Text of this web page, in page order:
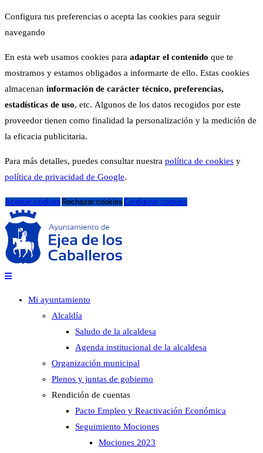
Configura tus preferencias o acepta las cookies para seguir
navegando
En esta web usamos cookies para adaptar el contenido que te
mostramos y estamos obligados a informarte de ello. Estas cookies
almacenan información de carácter técnico, preferencias,
estadísticas de uso, etc. Algunos de los datos recogidos por este
proveedor tienen como finalidad la personalización y la medición de
la eficacia publicitaria.
Para más detalles, puedes consultar nuestra política de cookies y
política de privacidad de Google.
Aceptar cookies Rechazar cookies Configurar cookies
Mi ayuntamiento
Alcaldía
Saludo de la alcaldesa
Agenda institucional de la alcaldesa
Organización municipal
Plenos y juntas de gobierno
Rendición de cuentas
Pacto Empleo y Reactivación Económica
Seguimiento Mociones
Mociones 2023